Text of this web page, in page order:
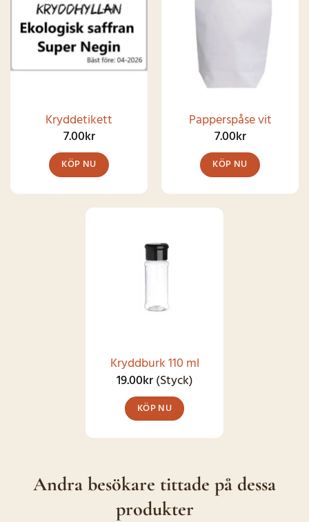
Kryddetikett
7.00kr
KÖP NU
Papperspåse vit
7.00kr
KÖP NU
Kryddburk 110 ml
19.00kr(Styck)
KÖP NU
Andra besökare tittade på dessa
produkter